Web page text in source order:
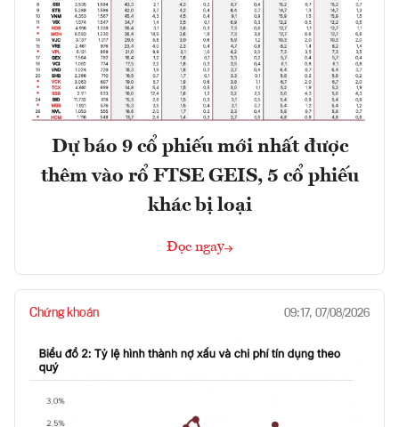
Dự báo 9 cổ phiếu mới nhất được
thêm vào rổ FTSE GEIS, 5 cổ phiếu
khác bị loại
Đọc ngay
Chứng khoán 09:17, 07/08/2026